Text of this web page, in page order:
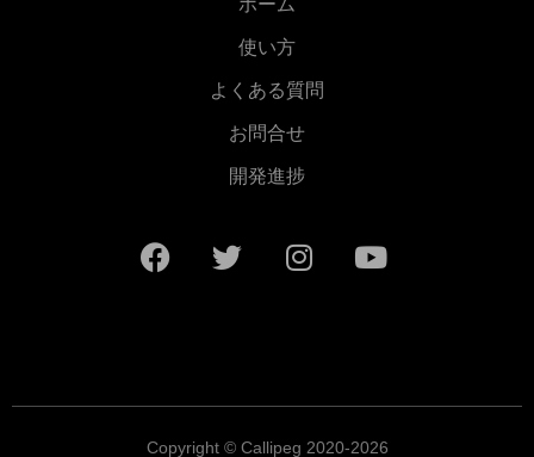
使い方
よくある質問
お問合せ
開発進捗
Copyright © Callipeg 2020-2026